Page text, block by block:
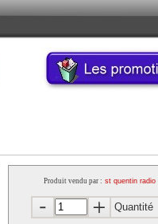
Produit vendu par : st quentin radio
Quantité